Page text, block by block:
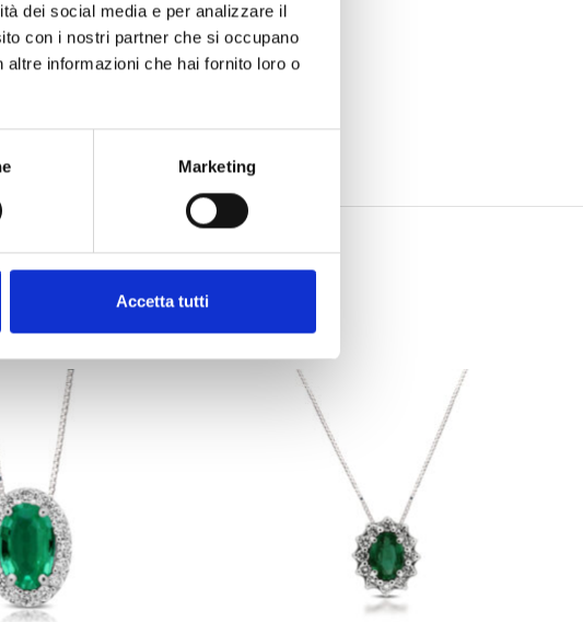
dei social media e per analizzare il
con i nostri partner che si occupano
informazioni che hai fornito loro o
Marketing
Accetta tutti